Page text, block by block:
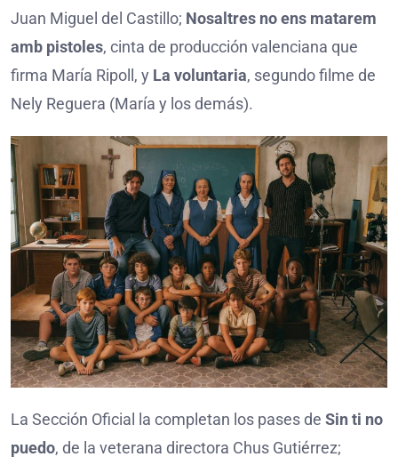
Juan Miguel del Castillo; Nosaltres no ens matarem
amb pistoles, cinta de producción valenciana que
firma María Ripoll, y La voluntaria, segundo filme de
Nely Reguera (María y los demás).
La Sección Oficial la completan los pases de Sin ti no
puedo, de la veterana directora Chus Gutiérrez;